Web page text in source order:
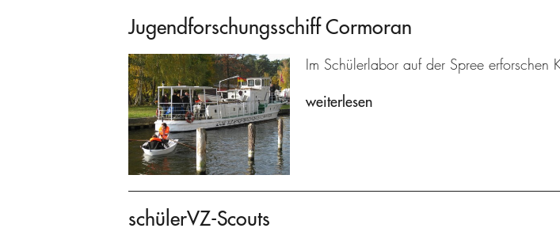
Jugendforschungsschiff Cormoran
Im Schülerlabor auf der Spree erforschen
weiterlesen
schülerVZ-Scouts